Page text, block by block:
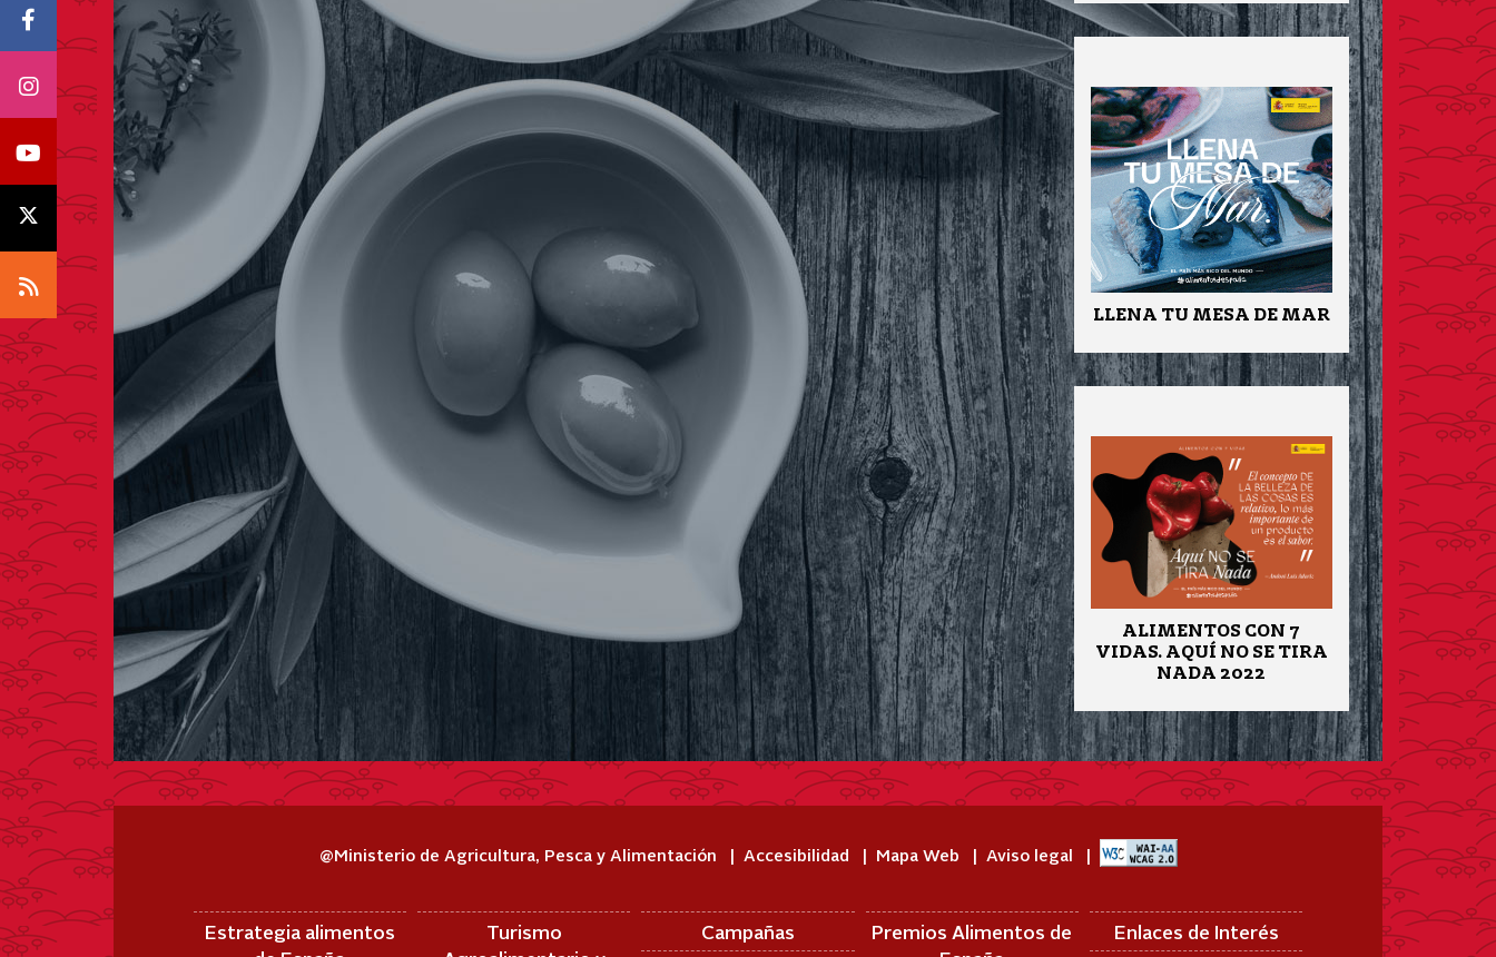
Icono Facebook
Icono Instagram
Icono Youtube
Icono X
Icono RSS
LLENA TU MESA DE MAR
ALIMENTOS CON 7
VIDAS. AQUÍ NO SE TIRA
NADA 2022
@Ministerio de Agricultura, Pesca y Alimentación Accesibilidad Mapa Web Aviso legal
Estrategia alimentos
Turismo
Campañas
Premios Alimentos de
Enlaces de Interés